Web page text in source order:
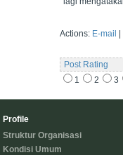
Actions: E-mail
Post Rating
1
2 3
Profile
Struktur Organisasi
Kondisi Umum